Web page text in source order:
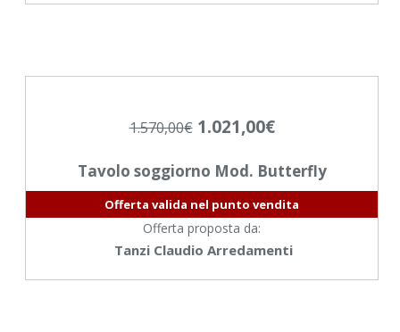
1.570,00€ 1.021,00€
Tavolo soggiorno Mod. Butterfly
Offerta valida nel punto vendita
Offerta proposta da:
Tanzi Claudio Arredamenti